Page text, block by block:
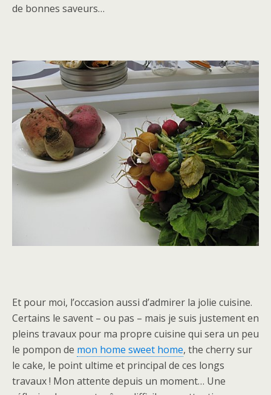
de bonnes saveurs…
Et pour moi, l’occasion aussi d’admirer la jolie cuisine.
Certains le savent – ou pas – mais je suis justement en
pleins travaux pour ma propre cuisine qui sera un peu
le pompon de mon home sweet home, the cherry sur
le cake, le point ultime et principal de ces longs
travaux ! Mon attente depuis un moment… Une